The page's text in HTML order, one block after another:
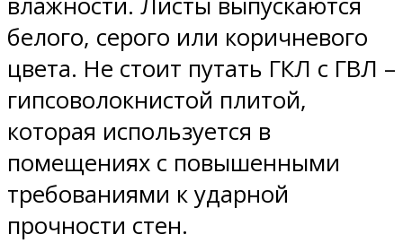
белого, серого или коричневого
цвета. Не стоит путать ГКЛ с ГВЛ –
гипсоволокнистой плитой,
которая используется в
помещениях с повышенными
требованиями к ударной
прочности стен.